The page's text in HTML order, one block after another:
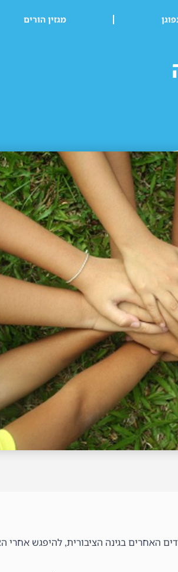
מגזין הורים
האחרים בגינה הציבורית, להיפגש אחרי